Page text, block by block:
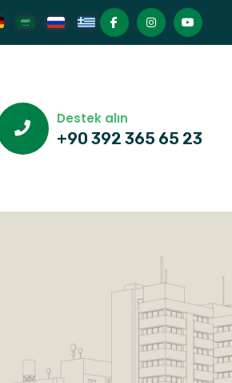
Destek alın
+90 392 365 65 23